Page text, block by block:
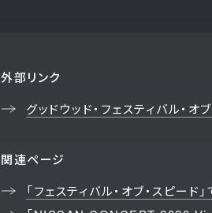
外部リンク
グッドウッド・フェスティバル・オ
関連ページ
「フェスティバル・オブ・スピー